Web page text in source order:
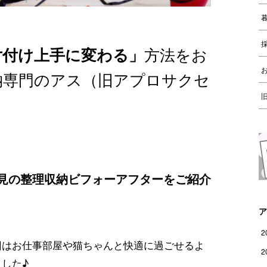
け上手に変わる」 方法をお
門のアス（旧アプロサクセ
の整理収納ビフォーアフターをご紹介
お仕事部屋や猫ちゃんと快適に過ごせるよ
た♪